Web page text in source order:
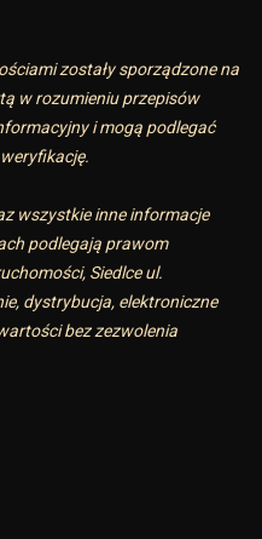
zostały sporządzone na
w rozumieniu przepisów
i mogą podlegać
wszystkie inne informacje
podlegają prawom
Siedlce ul.
dystrybucja, elektroniczne
bez zezwolenia